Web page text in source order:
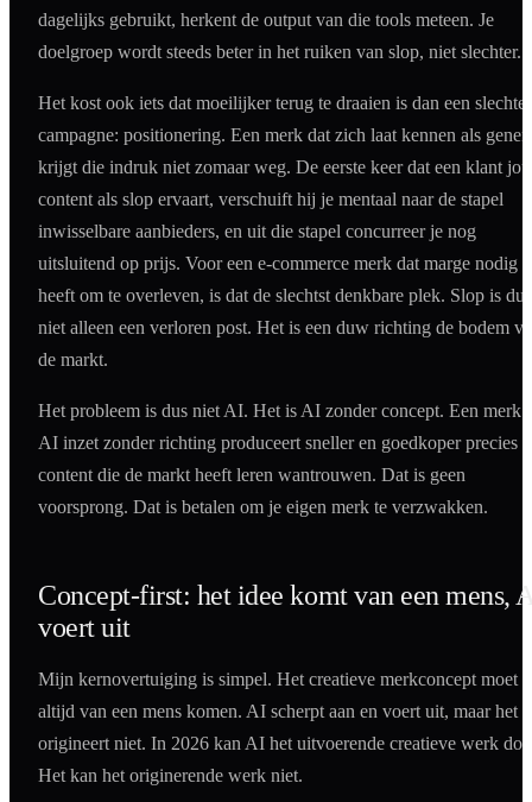
dagelijks gebruikt, herkent de output van die tools meteen. Je
doelgroep wordt steeds beter in het ruiken van slop, niet slechter.
Het kost ook iets dat moeilijker terug te draaien is dan een slechte
campagne: positionering. Een merk dat zich laat kennen als
krijgt die indruk niet zomaar weg. De eerste keer dat een klant
content als slop ervaart, verschuift hij je mentaal naar de stapel
inwisselbare aanbieders, en uit die stapel concurreer je nog
uitsluitend op prijs. Voor een e-commerce merk dat marge nodig
heeft om te overleven, is dat de slechtst denkbare plek. Slop is dus
niet alleen een verloren post. Het is een duw richting de bodem
de markt.
Het probleem is dus niet AI. Het is AI zonder concept. Een merk
AI inzet zonder richting produceert sneller en goedkoper precies
content die de markt heeft leren wantrouwen. Dat is geen
voorsprong. Dat is betalen om je eigen merk te verzwakken.
Concept-first: het idee komt van een mens,
voert uit
Mijn kernovertuiging is simpel. Het creatieve merkconcept moet
altijd van een mens komen. AI scherpt aan en voert uit, maar het
origineert niet. In 2026 kan AI het uitvoerende creatieve werk
Het kan het originerende werk niet.